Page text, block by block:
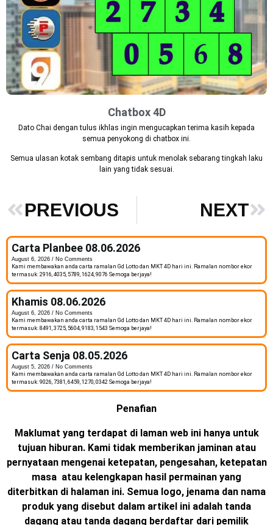
Chatbox 4D
Dato Chai dengan tulus ikhlas ingin mengucapkan terima kasih kepada
semua penyokong di chatbox ini.
Semua ulasan kotak sembang ditapis untuk menolak sebarang tingkah laku
lain yang tidak sesuai.
PREVIOUS NEXT
Carta Planbee 08.06.2026
August 6, 2026
No Comments
Kami membawakan anda carta ramalan Gd Lotto dan MKT 4D hari ini. Ramalan nombor ekor
termasuk: 2916, 4035, 5789, 1624, 9076 Semoga berjaya!
Khamis 08.06.2026
August 6, 2026
No Comments
Kami membawakan anda carta ramalan Gd Lotto dan MKT 4D hari ini. Ramalan nombor ekor
termasuk: 8491, 3725, 5604, 9183, 1543 Semoga berjaya!
Carta Senja 08.05.2026
August 5, 2026
No Comments
Kami membawakan anda carta ramalan Gd Lotto dan MKT 4D hari ini. Ramalan nombor ekor
termasuk: 9026, 7381, 6459, 1270, 0342 Semoga berjaya!
Penafian
Maklumat yang terdapat di laman web ini hanya untuk
tujuan hiburan. Kami tidak memberikan jaminan atau
pernyataan mengenai ketepatan, pengesahan, ketepatan
masa atau kelengkapan hasil permainan yang
diterbitkan di halaman ini. Semua logo, jenama dan nama
produk yang disebut dalam artikel ini adalah tanda
dagang atau tanda dagang berdaftar dari pemilik